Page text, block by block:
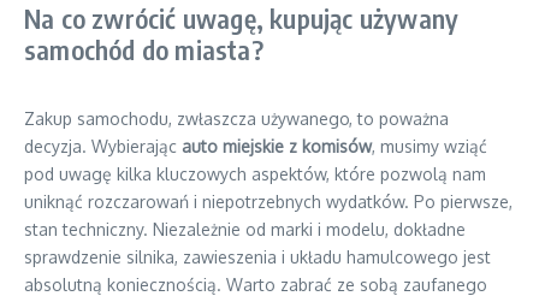
Na co zwrócić uwagę, kupując używany
samochód do miasta?
Zakup samochodu, zwłaszcza używanego, to poważna
decyzja. Wybierając auto miejskie z komisów, musimy wziąć
pod uwagę kilka kluczowych aspektów, które pozwolą nam
uniknąć rozczarowań i niepotrzebnych wydatków. Po pierwsze,
stan techniczny. Niezależnie od marki i modelu, dokładne
sprawdzenie silnika, zawieszenia i układu hamulcowego jest
absolutną koniecznością. Warto zabrać ze sobą zaufanego